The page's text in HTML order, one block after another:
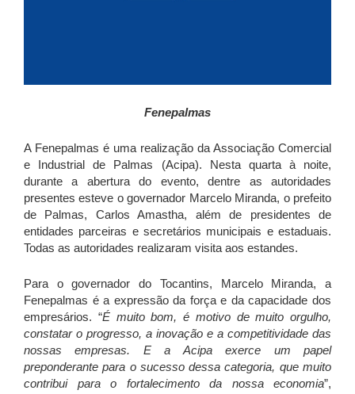
Fenepalmas
A Fenepalmas é uma realização da Associação Comercial
e Industrial de Palmas (Acipa). Nesta quarta à noite,
durante a abertura do evento, dentre as autoridades
presentes esteve o governador Marcelo Miranda, o prefeito
de Palmas, Carlos Amastha, além de presidentes de
entidades parceiras e secretários municipais e estaduais.
Todas as autoridades realizaram visita aos estandes.
Para o governador do Tocantins, Marcelo Miranda, a
Fenepalmas é a expressão da força e da capacidade dos
empresários. “É muito bom, é motivo de muito orgulho,
constatar o progresso, a inovação e a competitividade das
nossas empresas. E a Acipa exerce um papel
preponderante para o sucesso dessa categoria, que muito
contribui para o fortalecimento da nossa economia”,